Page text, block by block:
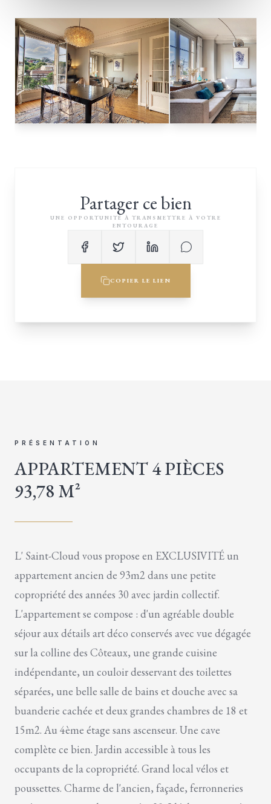
Partager ce bien
UNE OPPORTUNITÉ À TRANSMETTRE À VOTRE
ENTOURAGE
COPIER LE LIEN
PRÉSENTATION
APPARTEMENT 4 PIÈCES
93,78 M²
L' Saint-Cloud vous propose en EXCLUSIVITÉ un
appartement ancien de 93m2 dans une petite
copropriété des années 30 avec jardin collectif.
L'appartement se compose : d'un agréable double
séjour aux détails art déco conservés avec vue dégagée
sur la colline des Côteaux, une grande cuisine
indépendante, un couloir desservant des toilettes
séparées, une belle salle de bains et douche avec sa
buanderie cachée et deux grandes chambres de 18 et
15m2. Au 4ème étage sans ascenseur. Une cave
complète ce bien. Jardin accessible à tous les
occupants de la copropriété. Grand local vélos et
poussettes. Charme de l'ancien, façade, ferronneries